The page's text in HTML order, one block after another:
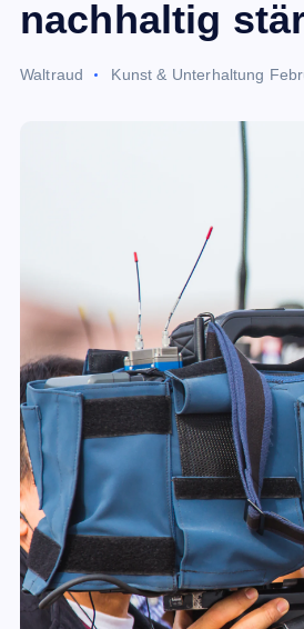
nachhaltig
Waltraud Kunst & Unterhaltung